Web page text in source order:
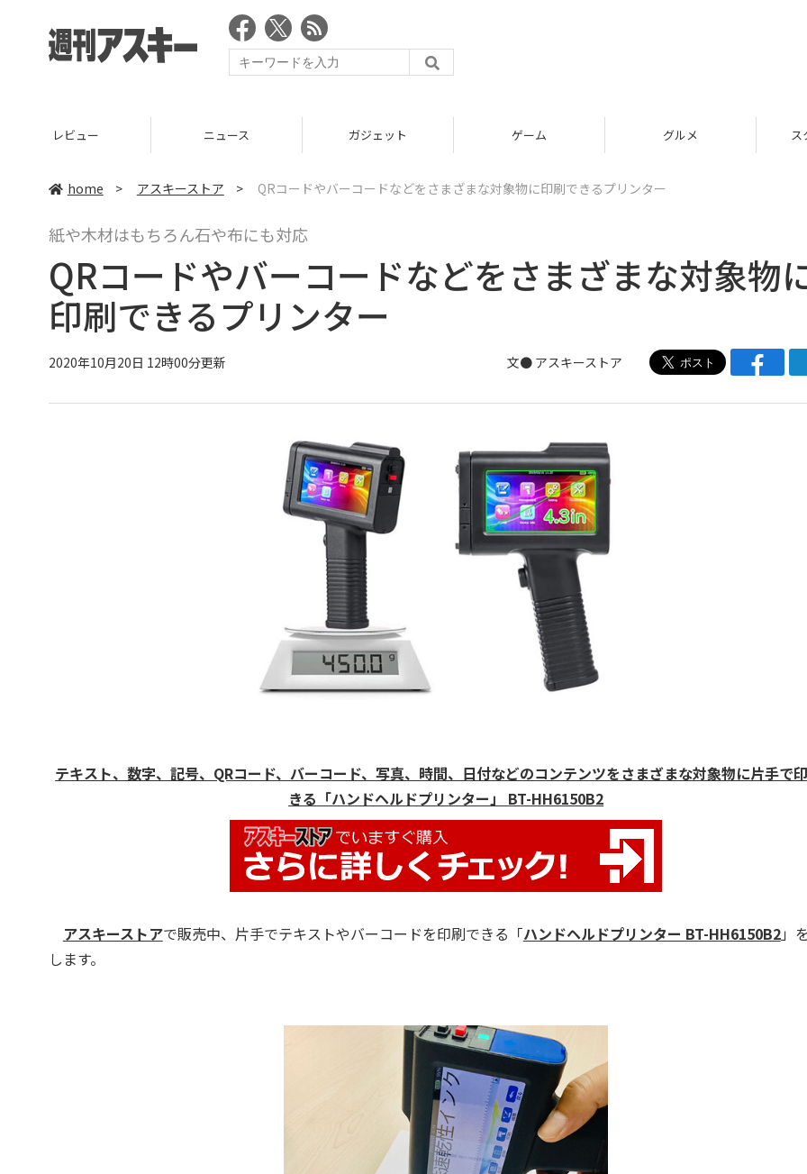
ニュース ガジェット ゲーム グルメ スタートアップ
home > アスキーストア > QRコードやバーコードなどをさまざまな対象物に印刷できるプリンター
紙や木材はもちろん石や布にも対応
QRコードやバーコードなどをさまざまな対象物
印刷できるプリンター
2020年10月20日 12時00分更新 文● アスキーストア
テキスト、数字、記号、QRコード、バーコード、写真、時間、日付などのコンテンツをさまざまな対象物に片手で
きる「ハンドヘルドプリンター」 BT-HH6150B2
アスキーストアで販売中、片手でテキストやバーコードを印刷できる「ハンドヘルドプリンター BT-HH6150B2」
します。